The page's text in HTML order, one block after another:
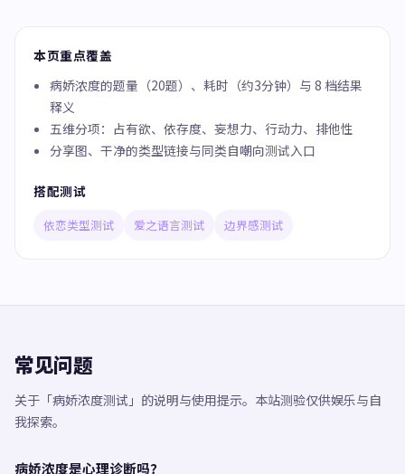
本页重点覆盖
病娇浓度的题量（20题）、耗时（约3分钟）与 8 档结果
释义
五维分项：占有欲、依存度、妄想力、行动力、排他性
分享图、干净的类型链接与同类自嘲向测试入口
搭配测试
依恋类型测试 爱之语言测试 边界感测试
常见问题
关于「病娇浓度测试」的说明与使用提示。本站测验仅供娱乐与自
我探索。
病娇浓度是心理诊断吗？